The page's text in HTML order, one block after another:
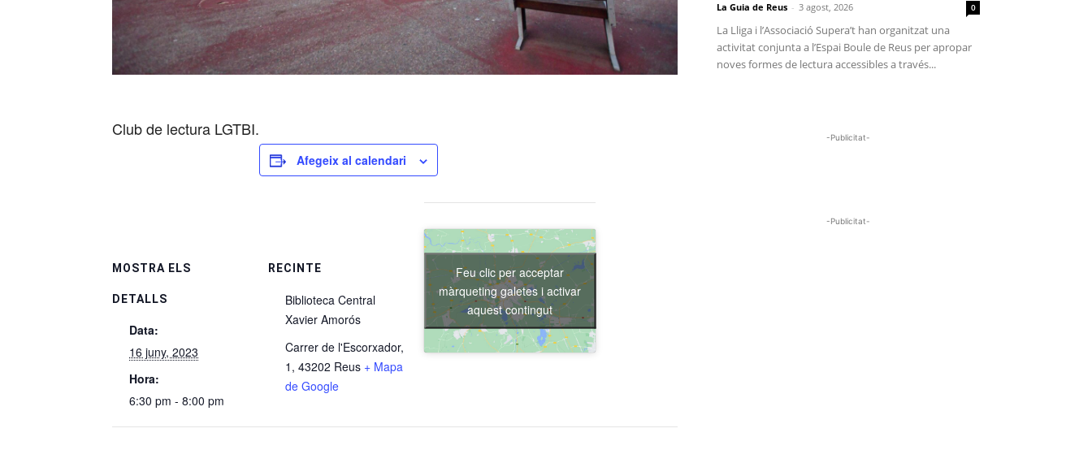
Club de lectura LGTBI.
Afegeix al calendari
MOSTRA ELS
DETALLS
Data:
16 juny, 2023
Hora:
6:30 pm - 8:00 pm
RECINTE
Biblioteca Central
Xavier Amorós
Carrer de l'Escorxador,
1, 43202 Reus + Mapa
de Google
Feu clic per acceptar
màrqueting galetes i activar
aquest contingut
La Guia de Reus - 3 agost, 2026 0
La Lliga i l’Associació Supera’t han organitzat una
activitat conjunta a l’Espai Boule de Reus per apropar
noves formes de lectura accessibles a través...
-Publicitat-
-Publicitat-